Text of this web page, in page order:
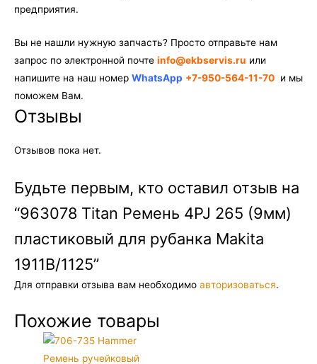
предприятия.
Вы не нашли нужную запчасть? Просто отправьте нам
запрос по электронной почте info@ekbservis.ru или
напишите на наш номер WhatsApp +7-950-564-11-70 и мы
поможем Вам.
Отзывы
Отзывов пока нет.
Будьте первым, кто оставил отзыв на
“963078 Titan Ремень 4PJ 265 (9мм)
пластиковый для рубанка Makita
1911B/1125”
Для отправки отзыва вам необходимо авторизоваться.
Похожие товары